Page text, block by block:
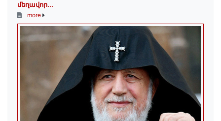
մեղավոր․․․
more